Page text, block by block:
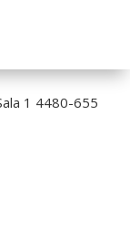
1 4480-655